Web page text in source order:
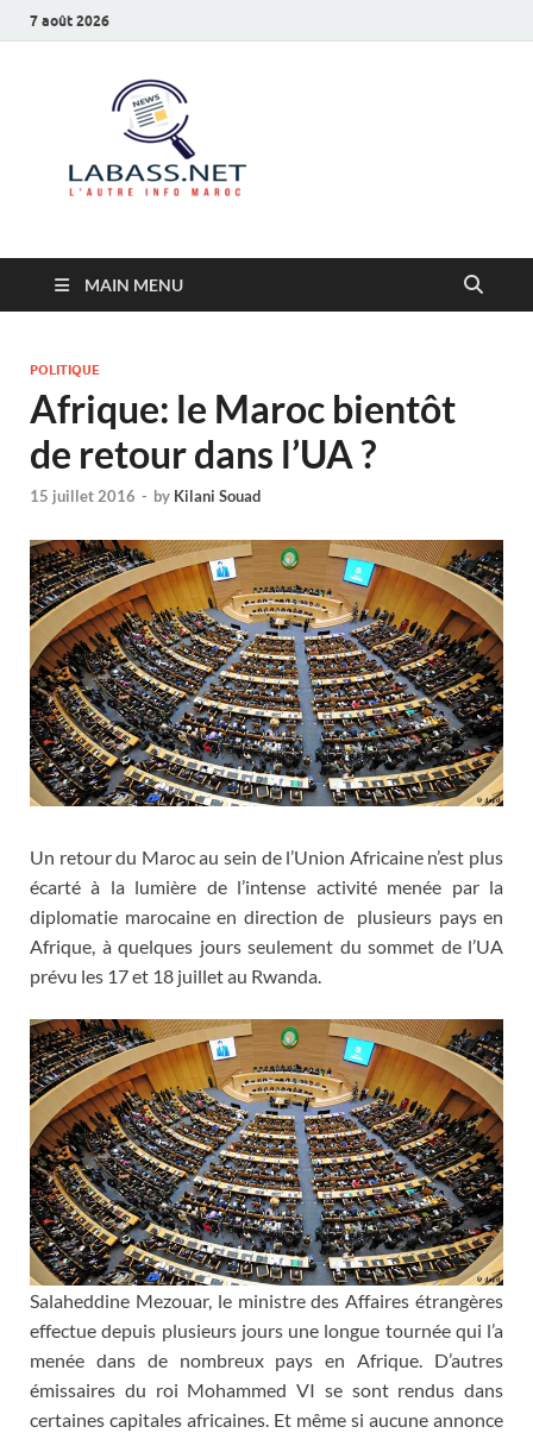
7 août 2026
MAIN MENU
POLITIQUE
Afrique: le Maroc bientôt
de retour dans l’UA ?
15 juillet 2016 - by Kilani Souad
Un retour du Maroc au sein de l’Union Africaine n’est plus
écarté à la lumière de l’intense activité menée par la
diplomatie marocaine en direction de plusieurs pays en
Afrique, à quelques jours seulement du sommet de l’UA
prévu les 17 et 18 juillet au Rwanda.
Salaheddine Mezouar, le ministre des Affaires étrangères
effectue depuis plusieurs jours une longue tournée qui l’a
menée dans de nombreux pays en Afrique. D’autres
émissaires du roi Mohammed VI se sont rendus dans
certaines capitales africaines. Et même si aucune annonce